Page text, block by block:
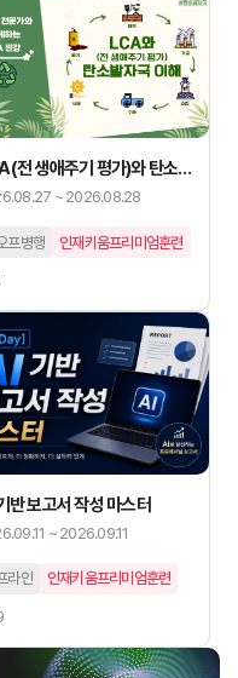
전 생애주기 평가)와 탄소발
이해
~ 2026.08.28
프병행 인재키움프리미엄훈련
반 보고서 작성 마스터
~ 2026.09.11
라인 인재키움프리미엄훈련